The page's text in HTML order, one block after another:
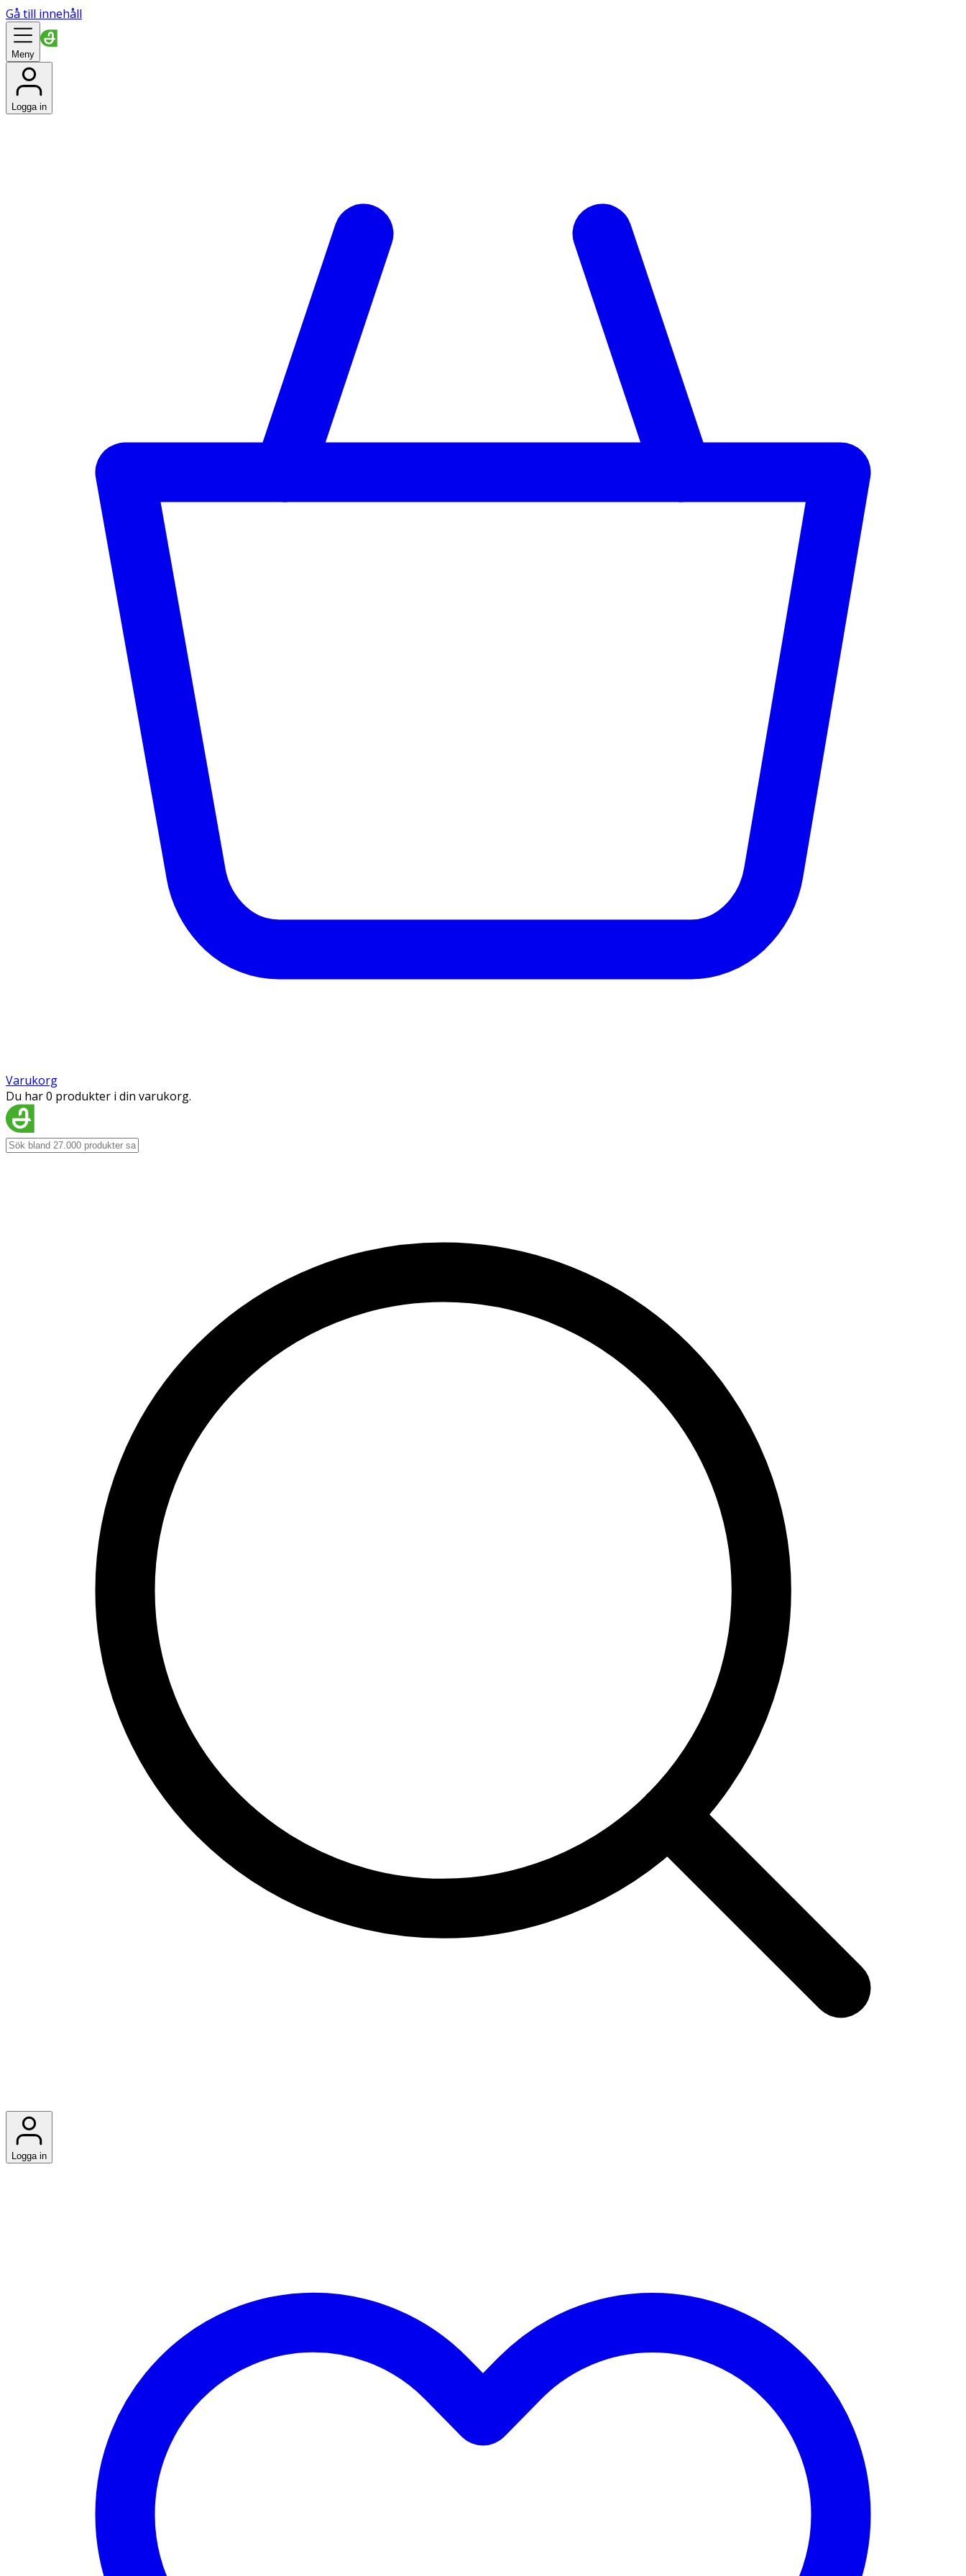
Gå till innehåll
Meny
Logga in
Varukorg
Du har 0 produkter i din varukorg.
Logga in